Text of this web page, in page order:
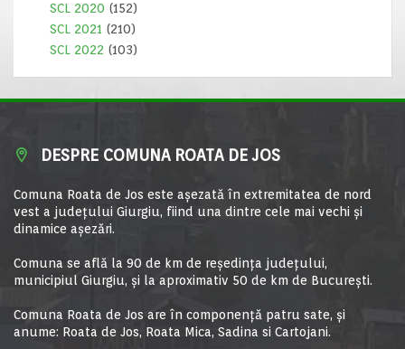
SCL 2020 (152)
SCL 2021 (210)
SCL 2022 (103)
DESPRE COMUNA ROATA DE JOS
Comuna Roata de Jos este aşezată în extremitatea de nord
vest a judeţului Giurgiu, fiind una dintre cele mai vechi şi
dinamice aşezări.
Comuna se află la 90 de km de reşedinţa judeţului,
municipiul Giurgiu, şi la aproximativ 50 de km de Bucureşti.
Comuna Roata de Jos are în componență patru sate, și
anume: Roata de Jos, Roata Mica, Sadina si Cartojani.